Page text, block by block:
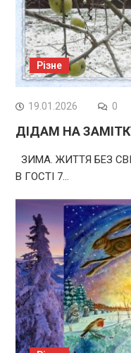
Різне
19.01.2026 0
ДІДАМ НА
ЗИМА. ЖИТТЯ БЕЗ
В ГОСТІ 7…